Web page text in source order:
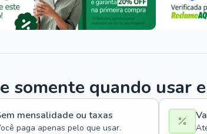
somente quando usar
mensalidade ou taxas
paga apenas pelo que usar.